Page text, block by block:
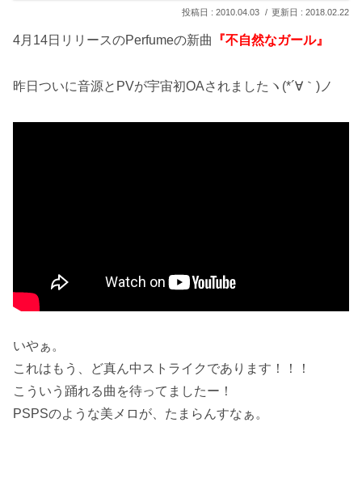
2010.04.03 2018.02.22
4月14日リリースのPerfumeの新曲 『不自然なガール』
昨日ついに音源とPVが宇宙初OAされましたヽ(*´∀｀)ノ
いやぁ。
これはもう、ど真ん中ストライクであります！！！
こういう踊れる曲を待ってましたー！
PSPSのような美メロが、たまらんすなぁ。